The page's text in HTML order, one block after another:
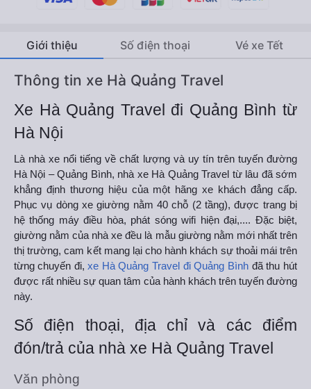
Giới thiệu Số điện thoại Vé xe Tết
Thông tin xe Hà Quảng Travel
Xe Hà Quảng Travel đi Quảng Bình từ
Hà Nội
Là nhà xe nổi tiếng về chất lượng và uy tín trên tuyến đường
Hà Nội – Quảng Bình, nhà xe Hà Quảng Travel từ lâu đã sớm
khẳng định thương hiệu của một hãng xe khách đẳng cấp.
Phục vụ dòng xe giường nằm 40 chỗ (2 tầng), được trang bị
hệ thống máy điều hòa, phát sóng wifi hiện đại,.... Đặc biệt,
giường nằm của nhà xe đều là mẫu giường nằm mới nhất trên
thị trường, cam kết mang lại cho hành khách sự thoải mái trên
từng chuyến đi, xe Hà Quảng Travel đi Quảng Bình đã thu hút
được rất nhiều sự quan tâm của hành khách trên tuyến đường
này.
Số điện thoại, địa chỉ và các điểm
đón/trả của nhà xe Hà Quảng Travel
Văn phòng